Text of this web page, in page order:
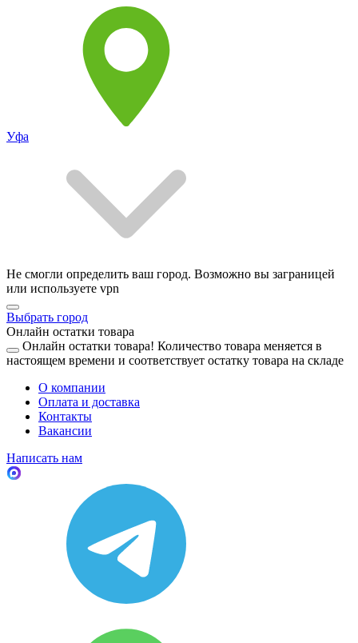
Уфа
Не смогли определить ваш город. Возможно вы заграницей
или используете vpn
Выбрать город
Онлайн остатки товара
Онлайн остатки товара! Количество товара меняется в
настоящем времени и соответствует остатку товара на складе
О компании
Оплата и доставка
Контакты
Вакансии
Написать нам